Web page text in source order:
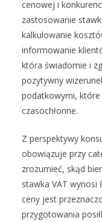
cenowej i
zastosowanie
kalkulowanie
informowanie
która świadomie i
pozytywny
podatkowymi,
czasochłonne.
Z perspektywy
obowiązuje przy
zrozumieć, skąd
stawka VAT wynosi
ceny jest
przygotowania